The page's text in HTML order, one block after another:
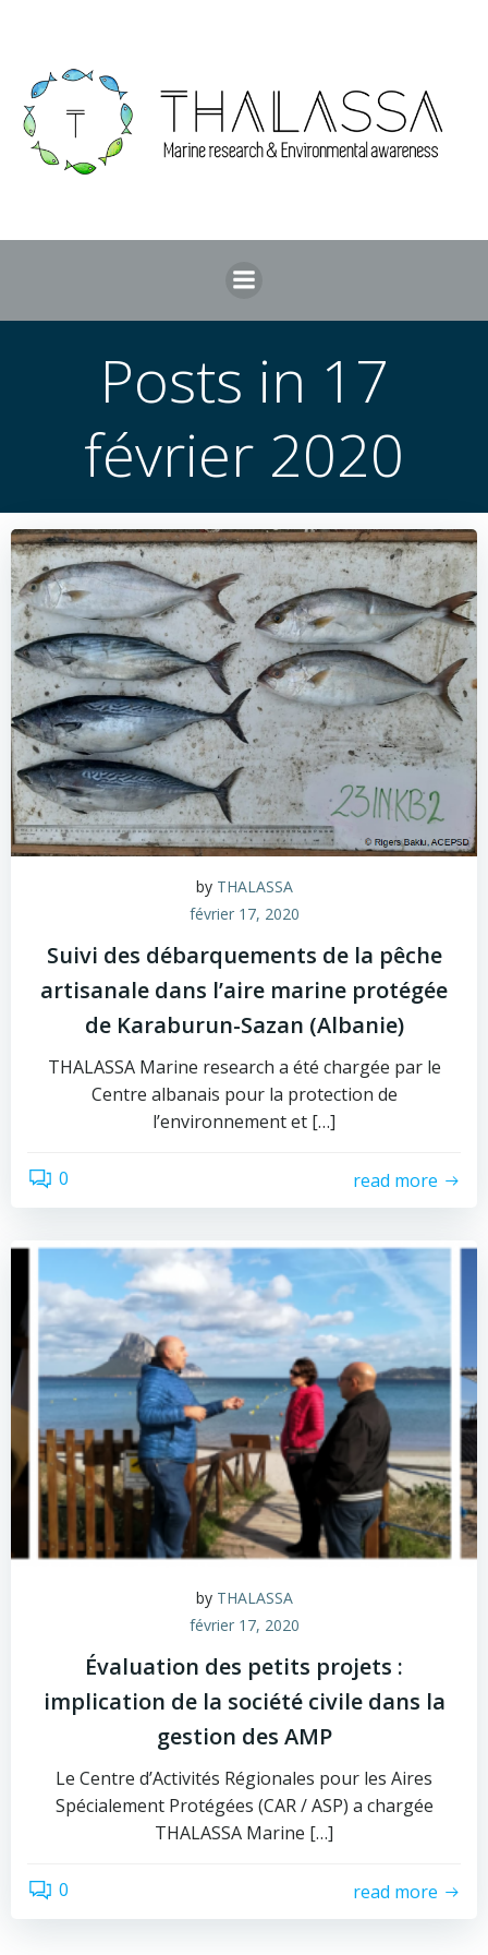
Posts in 17
février 2020
by THALASSA
février 17, 2020
Suivi des débarquements de la pêche
artisanale dans l’aire marine protégée
de Karaburun-Sazan (Albanie)
THALASSA Marine research a été chargée par le
Centre albanais pour la protection de
l’environnement et […]
0 read more
by THALASSA
février 17, 2020
Évaluation des petits projets :
implication de la société civile dans la
gestion des AMP
Le Centre d’Activités Régionales pour les Aires
Spécialement Protégées (CAR / ASP) a chargée
THALASSA Marine […]
0 read more